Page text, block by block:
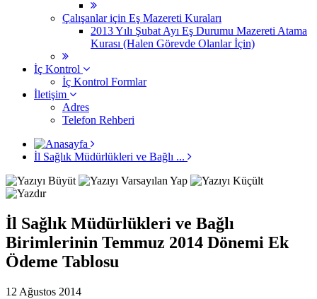
Çalışanlar için Eş Mazereti Kuraları
2013 Yılı Şubat Ayı Eş Durumu Mazereti Atama
Kurası (Halen Görevde Olanlar İçin)
İç Kontrol
İç Kontrol Formlar
İletişim
Adres
Telefon Rehberi
İl Sağlık Müdürlükleri ve Bağlı ...
İl Sağlık Müdürlükleri ve Bağlı
Birimlerinin Temmuz 2014 Dönemi Ek
Ödeme Tablosu
12 Ağustos 2014